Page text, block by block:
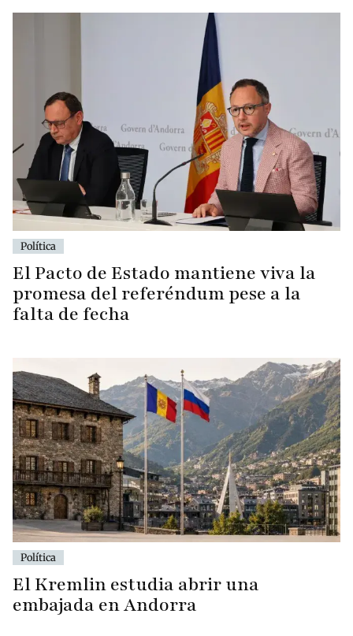
Política
El Pacto de Estado mantiene viva la
promesa del referéndum pese a la
falta de fecha
Política
El Kremlin estudia abrir una
embajada en Andorra